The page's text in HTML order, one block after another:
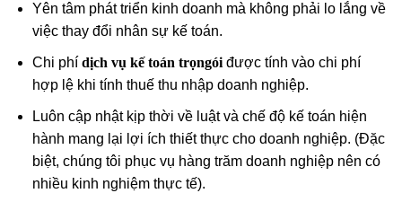
Yên tâm phát triển kinh doanh mà không phải lo lắng về
việc thay đổi nhân sự kế toán.
Chi phí dịch vụ kế toán trọngóiđược tính vào chi phí
hợp lệ khi tính thuế thu nhập doanh nghiệp.
Luôn cập nhật kịp thời về luật và chế độ kế toán hiện
hành mang lại lợi ích thiết thực cho doanh nghiệp. (Đặc
biệt, chúng tôi phục vụ hàng trăm doanh nghiệp nên có
nhiều kinh nghiệm thực tế).